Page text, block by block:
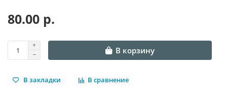
80.00 р.
В корзину
В закладки В сравнение